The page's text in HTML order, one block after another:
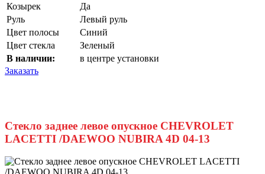
Козырек
Да
Руль
Левый руль
Цвет полосы
Синий
Цвет стекла
Зеленый
В наличии:
в центре установки
Заказать
Стекло заднее левое опускное CHEVROLET
LACETTI /DAEWOO NUBIRA 4D 04-13